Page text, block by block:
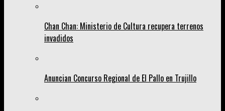
Chan Chan: Ministerio de Cultura recupera terrenos
invadidos
Anuncian Concurso Regional de El Pallo en Trujillo